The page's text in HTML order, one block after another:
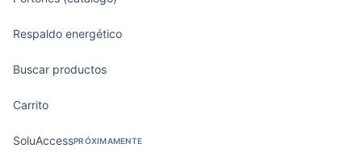
Respaldo energético
Buscar productos
Carrito
SoluAccessPRÓXIMAMENTE